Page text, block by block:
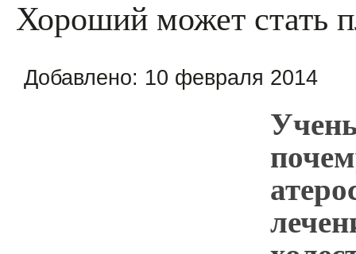
Хороший может стать
Добавлено: 10 февраля 2014